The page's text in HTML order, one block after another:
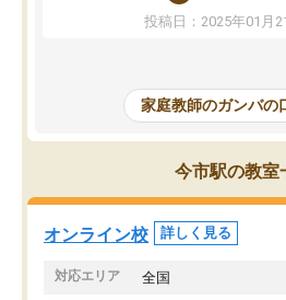
を開いてzoomを繋げるようになりま
た！5科目なんでもOKなのもとても
めて1年ほどだった今では平均点以
科目が増えてきました！あと1年受
であるので無料の週末教室を使用し
がら頑張って欲しいと思います！
投稿日：2025年01月
家庭教師のガンバの
今市駅の教室
オンライン校 詳しく見る
対応エリア 全国